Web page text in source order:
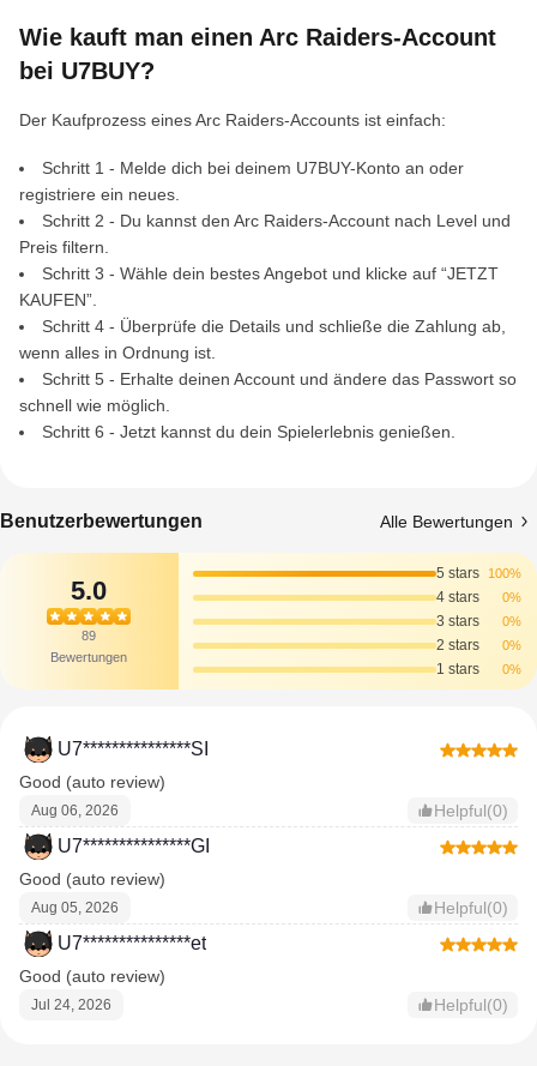
Wie kauft man einen Arc Raiders-Account
bei U7BUY?
Der Kaufprozess eines Arc Raiders-Accounts ist einfach:
Schritt 1 - Melde dich bei deinem U7BUY-Konto an oder
registriere ein neues.
Schritt 2 - Du kannst den Arc Raiders-Account nach Level und
Preis filtern.
Schritt 3 - Wähle dein bestes Angebot und klicke auf “JETZT
KAUFEN”.
Schritt 4 - Überprüfe die Details und schließe die Zahlung ab,
wenn alles in Ordnung ist.
Schritt 5 - Erhalte deinen Account und ändere das Passwort so
schnell wie möglich.
Schritt 6 - Jetzt kannst du dein Spielerlebnis genießen.
Benutzerbewertungen Alle Bewertungen
5.0
89
Bewertungen
5 stars 100%
4 stars 0%
3 stars 0%
2 stars 0%
1 stars 0%
U7***************SI
Good (auto review)
Aug 06, 2026 Helpful(0)
U7***************GI
Good (auto review)
Aug 05, 2026 Helpful(0)
U7***************et
Good (auto review)
Jul 24, 2026 Helpful(0)